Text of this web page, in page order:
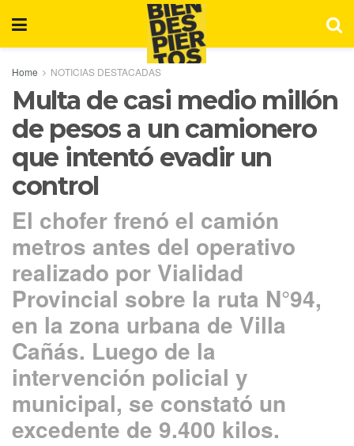
Home NOTICIAS DESTACADAS
Multa de casi medio millón
de pesos a un camionero
que intentó evadir un
control
El chofer frenó el camión
metros antes del operativo
realizado por Vialidad
Provincial sobre la ruta N°94,
en la zona urbana de Villa
Cañás. Luego de la
intervención policial y
municipal, se constató un
excedente de 9.400 kilos.